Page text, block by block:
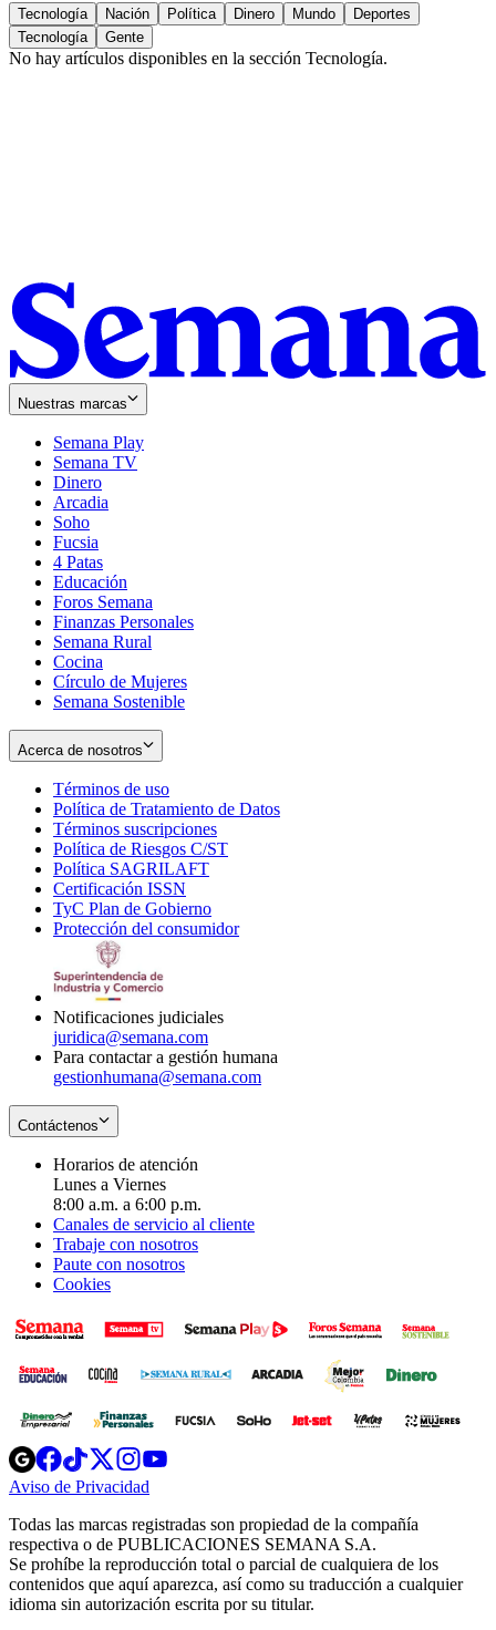
Tecnología Nación Política Dinero Mundo
Deportes
Tecnología
Gente
No hay artículos disponibles en la sección Tecnología.
Nuestras marcas
Semana Play
Semana TV
Dinero
Arcadia
Soho
in
new
window
Fucsia
in
new
window
4 Patas
Educación
Foros Semana
Finanzas Personales
Semana Rural
Cocina
Círculo de Mujeres
Semana Sostenible
Acerca de nosotros
Términos de uso
in
new
window
Política de Tratamiento de Datos
Términos suscripciones
in
Política de Riesgos C/ST
Política SAGRILAFT
new
window
Certificación ISSN
in
new
TyC Plan de Gobierno
in
Protección del consumidorOpens
Notificaciones judiciales
juridica@semana.com
Para contactar a gestión humana
gestionhumana@semana.com
Contáctenos
Horarios de atención
Lunes a Viernes
8:00 a.m. a 6:00 p.m.
Canales de servicio al cliente
Trabaje con nosotros
Paute con nosotros
Cookies
Opens
in
new
Opens
in
new
Opens
in
new
window
Opens
new
windowwindow
Aviso de Privacidad
new
window
Todas las marcas registradas son propiedad de la compañía
respectiva o de PUBLICACIONES SEMANA S.A.
Se prohíbe la reproducción total o parcial de cualquiera de los
contenidos que aquí aparezca, así como su traducción a cualquier
idioma sin autorización escrita por su titular.